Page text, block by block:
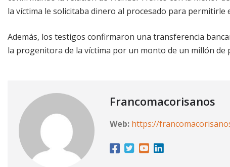
la víctima le solicitaba dinero al procesado para permitirle
Además, los testigos confirmaron una transferencia
la progenitora de la víctima por un monto de un millón de
Francomacorisanos
Web: https://